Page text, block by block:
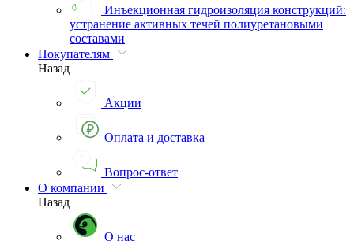
Инъекционная гидроизоляция конструкций:
устранение активных течей полиуретановыми
составами
Покупателям
Назад
Акции
Оплата и доставка
Вопрос-ответ
О компании
Назад
О нас